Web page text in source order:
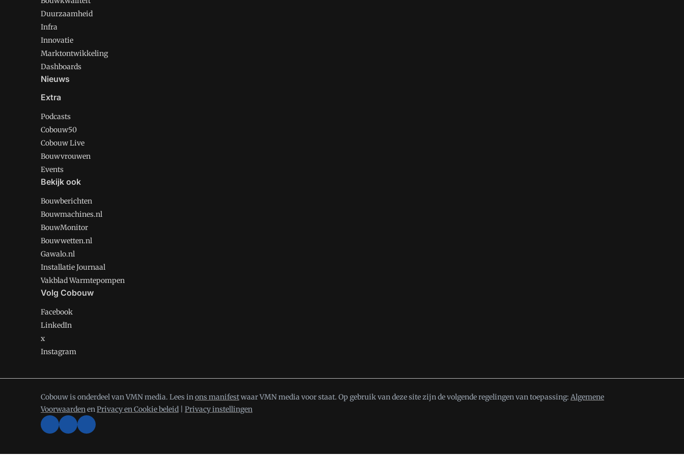
Duurzaamheid
Infra
Innovatie
Marktontwikkeling
Dashboards
Nieuws
Extra
Podcasts
Cobouw50
Cobouw Live
Bouwvrouwen
Events
Bekijk ook
Bouwberichten
Bouwmachines.nl
BouwMonitor
Bouwwetten.nl
Gawalo.nl
Installatie Journaal
Vakblad Warmtepompen
Volg Cobouw
Facebook
LinkedIn
x
Instagram
Cobouw is onderdeel van VMN media. Lees inons manifestwaar VMN media voor staat. Op gebruik van deze site zijn de volgende regelingen van toepassing: Algemene
VoorwaardenenPrivacy en Cookie beleid Privacy instellingen